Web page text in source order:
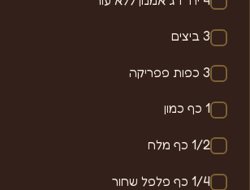
3 ביצים
3 כפות פפריקה
1 כף כמון
1/2 כף מלח
1/4 כף פלפל שחור